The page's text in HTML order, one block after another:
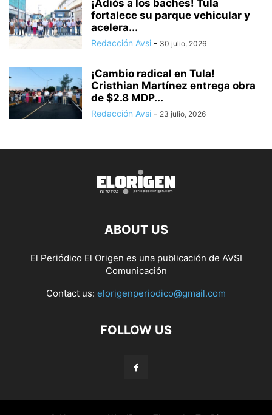
¡Adiós a los baches! Tula
fortalece su parque vehicular y
acelera...
Redacción Avsi - 30 julio, 2026
¡Cambio radical en Tula!
Cristhian Martínez entrega obra
de $2.8 MDP...
Redacción Avsi - 23 julio, 2026
ABOUT US
El Periódico El Origen es una publicación de AVSI
Comunicación
Contact us: elorigenperiodico@gmail.com
FOLLOW US